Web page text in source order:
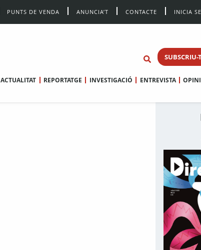
PUNTS DE VENDA ANUNCIA’T CONTACTE INICIA
SUBSCRIU-
ACTUALITAT REPORTATGE INVESTIGACIÓ ENTREVISTA